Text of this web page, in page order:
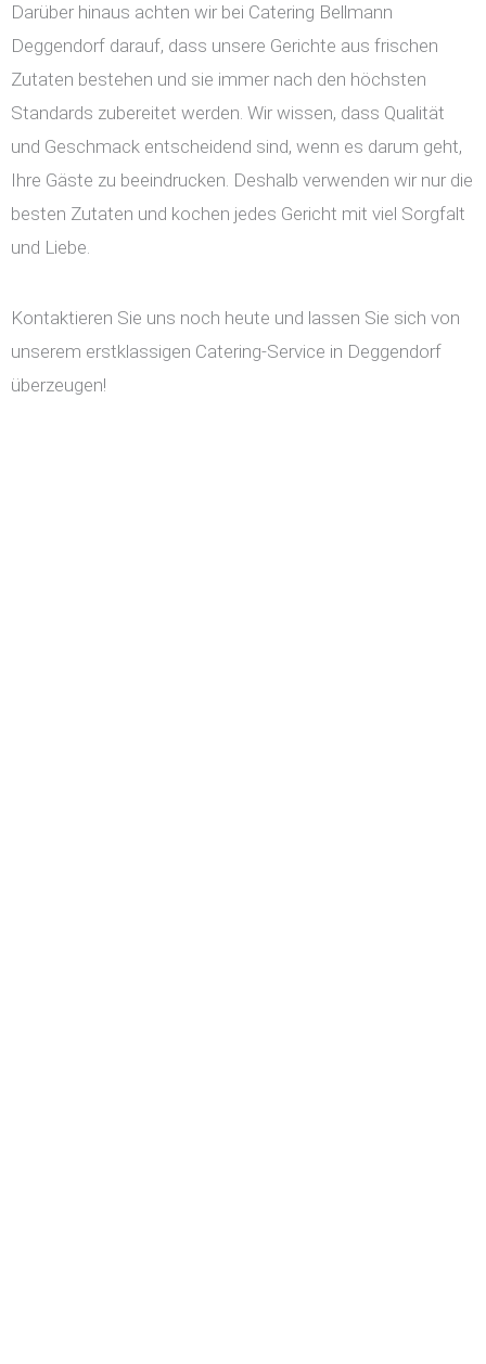
Darüber hinaus achten wir bei Catering Bellmann
Deggendorf darauf, dass unsere Gerichte aus frischen
Zutaten bestehen und sie immer nach den höchsten
Standards zubereitet werden. Wir wissen, dass Qualität
und Geschmack entscheidend sind, wenn es darum geht,
Ihre Gäste zu beeindrucken. Deshalb verwenden wir nur die
besten Zutaten und kochen jedes Gericht mit viel Sorgfalt
und Liebe.
Kontaktieren Sie uns noch heute und lassen Sie sich von
unserem erstklassigen Catering-Service in Deggendorf
überzeugen!